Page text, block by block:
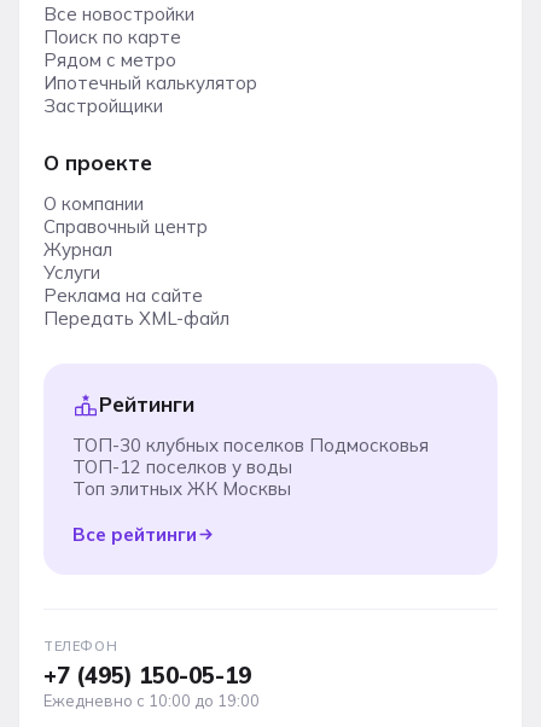
Все новостройки
Поиск по карте
Рядом с метро
Ипотечный калькулятор
Застройщики
О проекте
О компании
Справочный центр
Журнал
Услуги
Реклама на сайте
Передать XML-файл
Рейтинги
ТОП-30 клубных поселков Подмосковья
ТОП-12 поселков у воды
Топ элитных ЖК Москвы
Все рейтинги
ТЕЛЕФОН
+7 (495) 150-05-19
Ежедневно с 10:00 до 19:00